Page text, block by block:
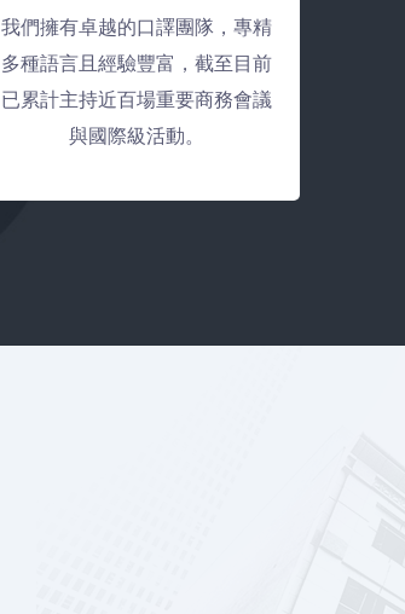
我們擁有卓越的口譯團隊，專精
多種語言且經驗豐富，截至目前
已累計主持近百場重要商務會議
與國際級活動。